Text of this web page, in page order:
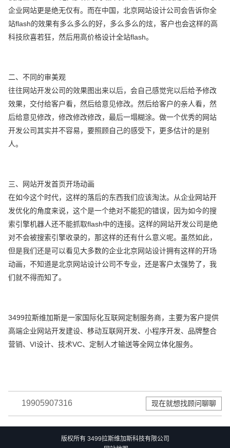
企业网站更是绝无仅有。而在中国，北京网站设计公司会告诉你全
站flash的效果有多么多么的好，多么多么的炫，客户也会这样的高
科技欣喜若狂，然后用高价格设计全站flash。
二、不同的审美观
往往网站开发公司的效果图出来以后，会自己感觉完以后给予修改
效果，交付给客户看，然后给意见修改。然后给客户的亲人看，然
后给意见修改，修改修改修改，最后一塌糊涂。做一个优秀的网站
开发公司其实并不容易，要照顾自己的感受下，更多估计的是别
人。
三、网站开发首页开场动画
在如今这个时代，这样的落后的东西我们应该淘汰。从企业网站开
发优化的角度来说，这个是一个绝对不能犯的错误，因为如今的搜
索引擎机器人还不能抓取flash中的连接。这样的网站开发公司是绝
对不会被搜索引擎收录的，那这样的还有什么意义呢。虽然如此，
但是我们还是可以看见大多数的企业北京网站设计拥有这样的开场
动画，不知道是北京网站设计公司不专业，还是客户太强势了，我
们就不得而知了。
3499拉斯维加斯是一家国际化互联网定制服务商，主要为客户提供
高端企业网站开发建设、移动互联网开发、小程序开发、品牌整合
营销、VI设计、技术VC、定制人才输送等全网立体化服务。
19905907316 现在就想找顾问聊聊
版权所有 3499拉斯维加斯科技有限公司